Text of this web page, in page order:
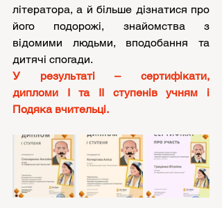
літератора, а й більше дізнатися про
його подорожі, знайомства з
відомими людьми, вподобання та
дитячі спогади.
У результаті – сертифікати,
дипломи І та ІІ ступенів учням і
Подяка вчительці.